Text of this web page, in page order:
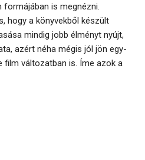
formájában is megnézni.
hogy a könyvekből készült
mindig jobb élményt nyújt,
azért néha mégis jól jön egy-
film változatban is. Íme azok a